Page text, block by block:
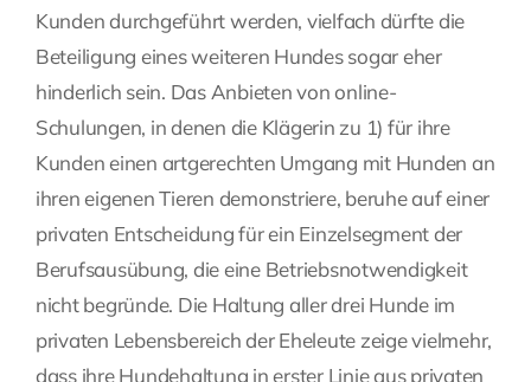
Kunden durchgeführt werden, vielfach dürfte die
Beteiligung eines weiteren Hundes sogar eher
hinderlich sein. Das Anbieten von online-
Schulungen, in denen die Klägerin zu 1) für ihre
Kunden einen artgerechten Umgang mit Hunden an
ihren eigenen Tieren demonstriere, beruhe auf einer
privaten Entscheidung für ein Einzelsegment der
Berufsausübung, die eine Betriebsnotwendigkeit
nicht begründe. Die Haltung aller drei Hunde im
privaten Lebensbereich der Eheleute zeige vielmehr,
dass ihre Hundehaltung in erster Linie aus privaten